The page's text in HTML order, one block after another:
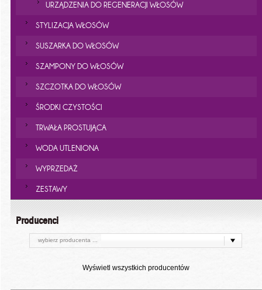
URZĄDZENIA DO REGENERACJI WŁOSÓW
STYLIZACJA WŁOSÓW
SUSZARKA DO WŁOSÓW
SZAMPONY DO WŁOSÓW
SZCZOTKA DO WŁOSÓW
ŚRODKI CZYSTOŚCI
TRWAŁA PROSTUJĄCA
WODA UTLENIONA
WYPRZEDAŻ
ZESTAWY
Producenci
wybierz producenta ...
Wyświetl wszystkich producentów